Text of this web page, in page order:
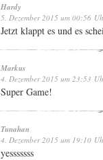
Hardy
5. Dezember 2015 um 00:56
Jetzt klappt es und es
Markus
4. Dezember 2015 um 23:53
Super Game!
Tunahan
4. Dezember 2015 um 19:10
yesssssss